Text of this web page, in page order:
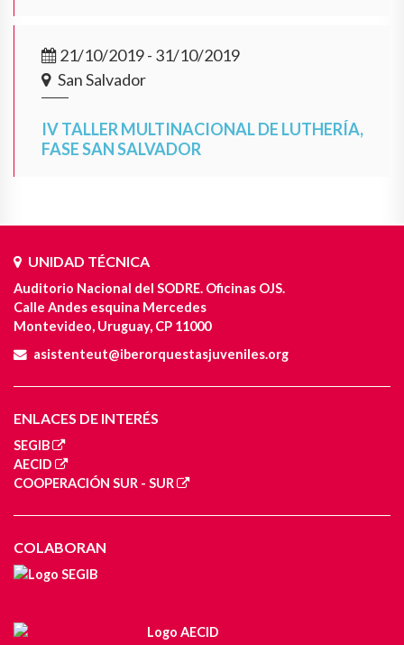
21/10/2019 - 31/10/2019
San Salvador
IV TALLER MULTINACIONAL DE LUTHERÍA,
FASE SAN SALVADOR
UNIDAD TÉCNICA
Auditorio Nacional del SODRE. Oficinas OJS.
Calle Andes esquina Mercedes
Montevideo, Uruguay, CP 11000
asistenteut@iberorquestasjuveniles.org
ENLACES DE INTERÉS
SEGIB
AECID
COOPERACIÓN SUR - SUR
COLABORAN